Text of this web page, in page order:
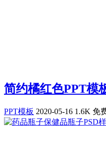
简约橘红色PPT模
PPT模板 2020-05-16 1.6K 免